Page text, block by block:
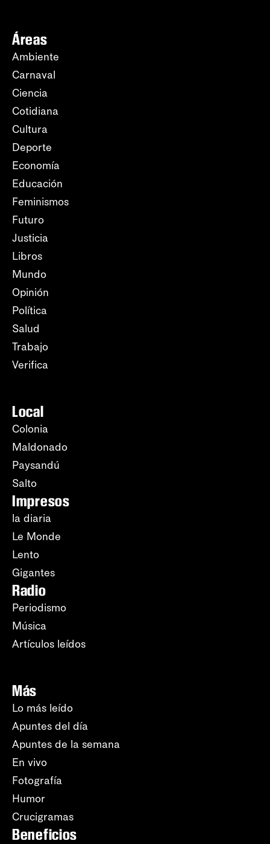
Áreas
Ambiente
Carnaval
Ciencia
Cotidiana
Cultura
Deporte
Economía
Educación
Feminismos
Futuro
Justicia
Libros
Mundo
Opinión
Política
Salud
Trabajo
Verifica
Local
Colonia
Maldonado
Paysandú
Salto
Impresos
la diaria
Le Monde
Lento
Gigantes
Radio
Periodismo
Música
Artículos leídos
Más
Lo más leído
Apuntes del día
Apuntes de la semana
En vivo
Fotografía
Humor
Crucigramas
Beneficios